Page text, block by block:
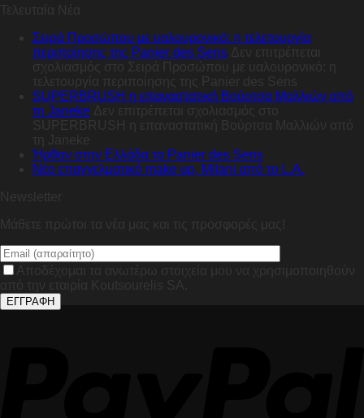
Τελευταία Νέα
Σειρά Προσώπου με υαλουρονικό: η τελετουργία
περιποίησης της Panier des Sens Δεν επιτρέπεται
σχολιασμός
στο Σειρά Προσώπου με υαλουρονικό: η
τελετουργία περιποίησης της Panier des Sens
SUPERBRUSH η επαναστατική Βούρτσα Μαλλιών από
τη Janeke Δεν επιτρέπεται σχολιασμός
SUPERBRUSH η επαναστατική Βούρτσα Μαλλιών από
τη Janeke
Ήρθαν στην Ελλάδα τα Panier des Sens
Nέο επαγγελματικό make up, Milani από το L.A.
Newsletter
Μάθετε πρώτοι τα νέα μας και τις προσφορές μας!
Αποδέχομαι τα ανωτέρω στοιχεία μου να χρησιμοποιηθούν
από την εταιρία Koutsourelis SA.